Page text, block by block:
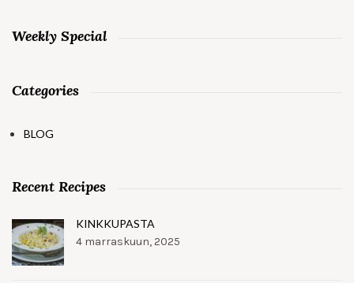
Weekly Special
Categories
BLOG
Recent Recipes
KINKKUPASTA
4 marraskuun, 2025